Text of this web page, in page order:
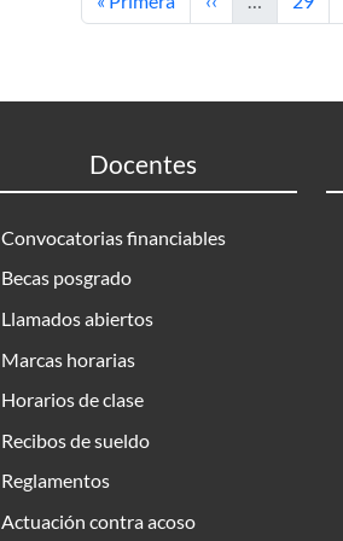
Docentes
Convocatorias financiables
Becas posgrado
Llamados abiertos
Marcas horarias
Horarios de clase
Recibos de sueldo
Reglamentos
Actuación contra acoso